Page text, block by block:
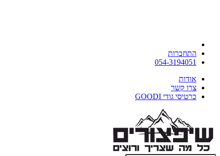
התחברות
054-3194051
אודות
צרו קשר
כרטיסי גודי GOODI